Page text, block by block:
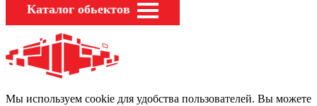
Каталог обьектов
Мы используем cookie для удобства пользователей. Вы можете